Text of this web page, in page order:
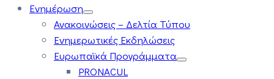
Ενημέρωση
Ανακοινώσεις – Δελτία Τύπου
Ενημερωτικές Εκδηλώσεις
Ευρωπαϊκά Προγράμματα
PRONACUL